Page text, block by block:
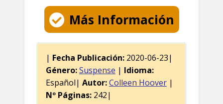
Más Información
| Fecha Publicación: 2020-06-23|
Género:Suspense | Idioma:
Español| Autor:Colleen Hoover |
Nº Páginas: 242|